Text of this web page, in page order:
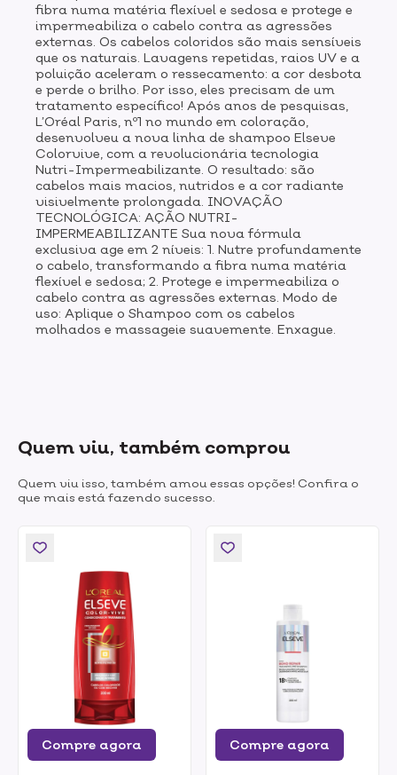
fibra numa matéria flexível e sedosa e protege e
impermeabiliza o cabelo contra as agressões
externas. Os cabelos coloridos são mais sensíveis
que os naturais. Lavagens repetidas, raios UV e a
poluição aceleram o ressecamento: a cor desbota
e perde o brilho. Por isso, eles precisam de um
tratamento específico! Após anos de pesquisas,
L’Oréal Paris, nº1 no mundo em coloração,
desenvolveu a nova linha de shampoo Elseve
Colorvive, com a revolucionária tecnologia
Nutri-Impermeabilizante. O resultado: são
cabelos mais macios, nutridos e a cor radiante
visivelmente prolongada. INOVAÇÃO
TECNOLÓGICA: AÇÃO NUTRI-
IMPERMEABILIZANTE Sua nova fórmula
exclusiva age em 2 níveis: 1. Nutre profundamente
o cabelo, transformando a fibra numa matéria
flexível e sedosa; 2. Protege e impermeabiliza o
cabelo contra as agressões externas. Modo de
uso: Aplique o Shampoo com os cabelos
molhados e massageie suavemente. Enxague.
Quem viu, também comprou
Quem viu isso, também amou essas opções! Confira o
que mais está fazendo sucesso.
Compre agora Compre agora